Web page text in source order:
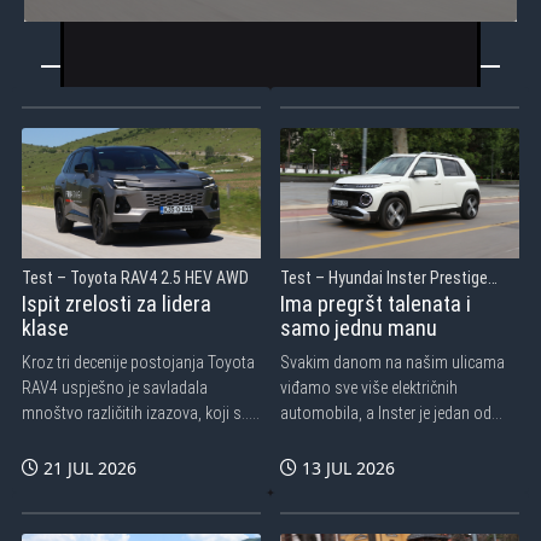
Test – Toyota RAV4 2.5 HEV AWD
Ispit zrelosti za lidera
klase
Kroz tri decenije postojanja Toyota
RAV4 uspješno je savladala
mnoštvo različitih izazova, koji s...
21 JUL 2026
Test – Hyundai Inster Prestige
Electric 2WD
Ima pregršt talenata i
samo jednu manu
Svakim danom na našim ulicama
viđamo sve više električnih
automobila, a Inster je jedan od
13 JUL 2026